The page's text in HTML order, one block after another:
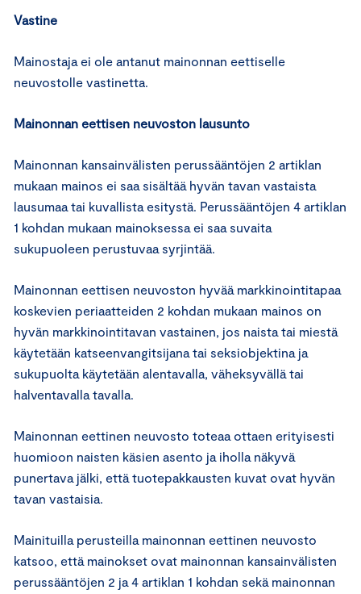
Vastine
Mainostaja ei ole antanut mainonnan eettiselle
neuvostolle vastinetta.
Mainonnan eettisen neuvoston lausunto
Mainonnan kansainvälisten perussääntöjen 2 artiklan
mukaan mainos ei saa sisältää hyvän tavan vastaista
lausumaa tai kuvallista esitystä. Perussääntöjen 4 artiklan
1 kohdan mukaan mainoksessa ei saa suvaita
sukupuoleen perustuvaa syrjintää.
Mainonnan eettisen neuvoston hyvää markkinointitapaa
koskevien periaatteiden 2 kohdan mukaan mainos on
hyvän markkinointitavan vastainen, jos naista tai miestä
käytetään katseenvangitsijana tai seksiobjektina ja
sukupuolta käytetään alentavalla, väheksyvällä tai
halventavalla tavalla.
Mainonnan eettinen neuvosto toteaa ottaen erityisesti
huomioon naisten käsien asento ja iholla näkyvä
punertava jälki, että tuotepakkausten kuvat ovat hyvän
tavan vastaisia.
Mainituilla perusteilla mainonnan eettinen neuvosto
katsoo, että mainokset ovat mainonnan kansainvälisten
perussääntöjen 2 ja 4 artiklan 1 kohdan sekä mainonnan